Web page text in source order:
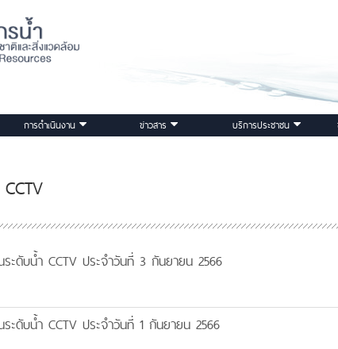
การดำเนินงาน ข่าวสาร บริการประชาชน
ระดับน้ำ CCTV ประจำวันที่ 3 กันยายน 2566
ระดับน้ำ CCTV ประจำวันที่ 1 กันยายน 2566